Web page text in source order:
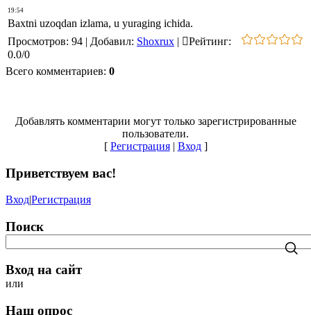
19:54
Baxtni uzoqdan izlama, u yuraging ichida.
Просмотров: 94 | Добавил: Shoxrux | Рейтинг:
0.0/0
Всего комментариев: 0
Добавлять комментарии могут только зарегистрированные
пользователи.
[ Регистрация| Вход]
Приветствуем вас!
Вход|Регистрация
Поиск
Вход на сайт
или
Наш опрос